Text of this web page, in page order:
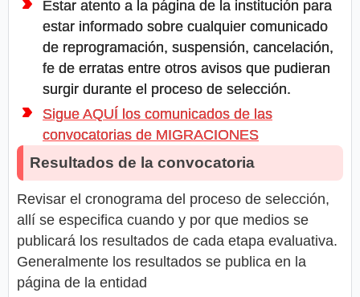
Estar atento a la página de la institución para
estar informado sobre cualquier comunicado
de reprogramación, suspensión, cancelación,
fe de erratas entre otros avisos que pudieran
surgir durante el proceso de selección.
Sigue AQUÍ los comunicados de las
convocatorias de MIGRACIONES
Resultados de la convocatoria
Revisar el cronograma del proceso de selección,
allí se especifica cuando y por que medios se
publicará los resultados de cada etapa evaluativa.
Generalmente los resultados se publica en la
página de la entidad